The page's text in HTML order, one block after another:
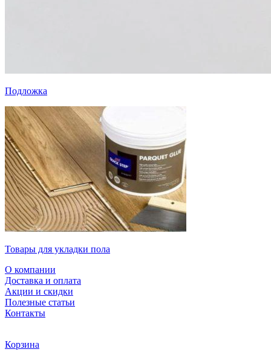
Подложка
Товары для укладки пола
О компании
Доставка и оплата
Акции и скидки
Полезные статьи
Контакты
Корзина